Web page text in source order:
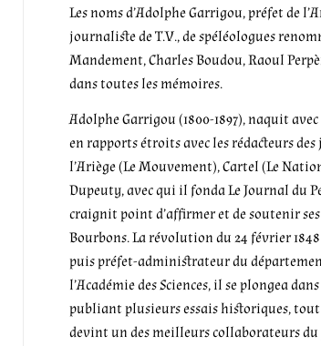
Les noms d’Adolphe Garrigou, préfet de
journaliste de T.V., de spéléologues
Mandement, Charles Boudou, Raoul
dans toutes les mémoires.
Adolphe Garrigou (1800-1897), naquit
en rapports étroits avec les rédacteurs
l’Ariège (Le Mouvement), Cartel (Le
Dupeuty, avec qui il fonda Le Journal du
craignit point d’affirmer et de soutenir
Bourbons. La révolution du 24 février
puis préfet-administrateur du
l’Académie des Sciences, il se plongea
publiant plusieurs essais historiques,
devint un des meilleurs collaborateurs